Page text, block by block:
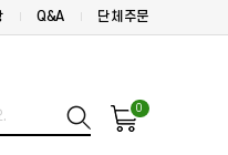
Q&A 단체주문
0